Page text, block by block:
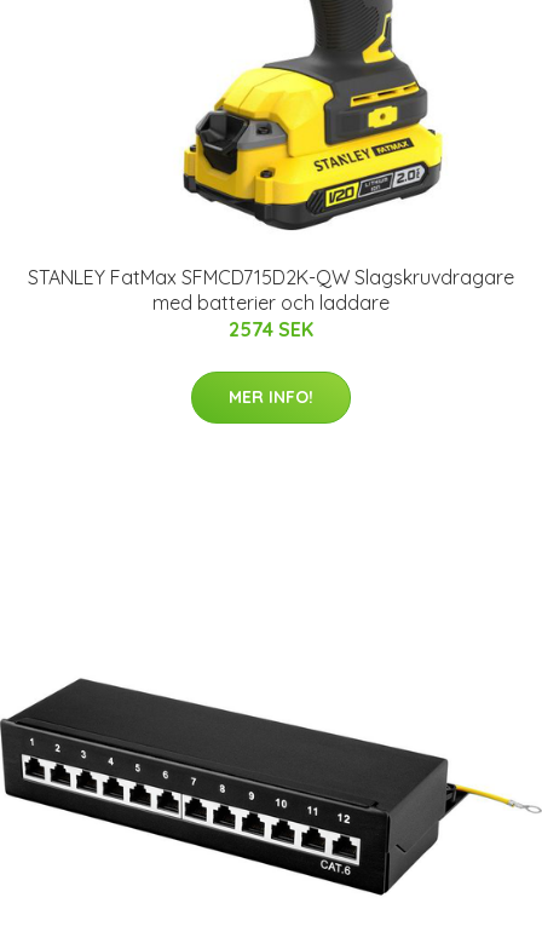
STANLEY FatMax SFMCD715D2K-QW Slagskruvdragare
med batterier och laddare
2574 SEK
MER INFO!